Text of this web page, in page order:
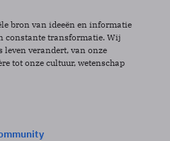
bron van ideeën en informatie
constante transformatie. Wij
leven verandert, van onze
tot onze cultuur, wetenschap